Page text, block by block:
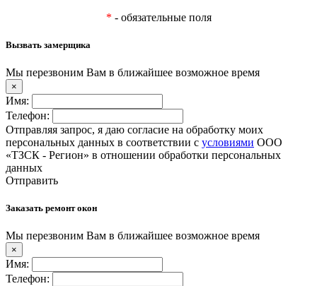
* - обязательные поля
Вызвать замерщика
Мы перезвоним Вам в ближайшее возможное время
×
Имя:
Телефон:
Отправляя запрос, я даю согласие на обработку моих
персональных данных в соответствии с условиями ООО
«ТЗСК - Регион» в отношении обработки персональных
данных
Отправить
Заказать ремонт окон
Мы перезвоним Вам в ближайшее возможное время
×
Имя:
Телефон: